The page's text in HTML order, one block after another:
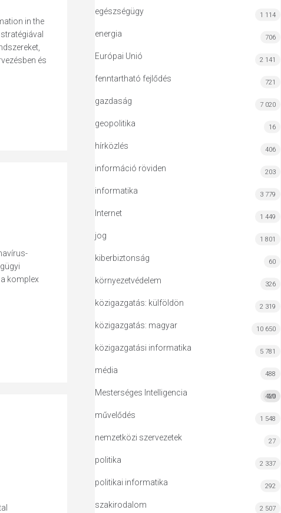
in the
és
komplex
egészségügy 1 114
energia 706
Európai Unió 2 141
fenntartható fejlődés 721
gazdaság 7 020
geopolitika 16
hírközlés 406
információ röviden 203
informatika 3 779
Internet 1 449
jog 1 801
kiberbiztonság 60
környezetvédelem 326
közigazgatás: külföldön 2 319
közigazgatás: magyar 10 650
közigazgatási informatika 5 781
média 488
Mesterséges Intelligencia MI
420
művelődés 1 548
nemzetközi szervezetek 27
politika 2 337
politikai informatika 292
szakirodalom 2 507